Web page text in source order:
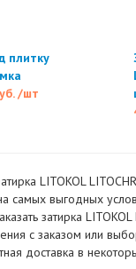
плитку
/шт
LITOKOL
самых выгодных
затирка
с заказом или
доставка в